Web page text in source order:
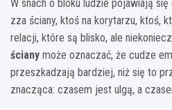
W snach o bloku ludzie pojawiają
zza ściany, ktoś na korytarzu, ktoś,
relacji, które są blisko, ale
ściany może oznaczać, że cudze
przeszkadzają bardziej, niż się to
znacząca: czasem jest ulgą, a